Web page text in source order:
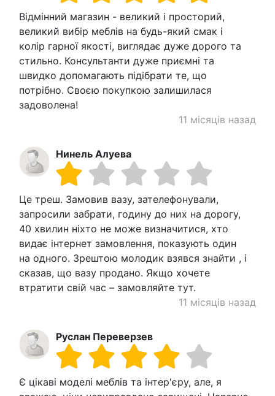
Відмінний магазин - великий і просторий,
великий вибір меблів на будь-який смак і
колір гарної якості, виглядає дуже дорого та
стильно. Консультанти дуже приємні та
швидко допомагають підібрати те, що
потрібно. Своєю покупкою залишилася
задоволена!
11 місяців назад
Нинель Алуева
Це треш. Замовив вазу, зателефонували,
запросили забрати, годину до них на дорогу,
40 хвилин ніхто не може визначитися, хто
видає інтернет замовлення, показують один
на одного. Зрештою молодик взявся знайти , і
сказав, що вазу продано. Якщо хочете
втратити свій час – замовляйте тут.
11 місяців назад
Руслан Переверзев
Є цікаві моделі меблів та інтер'єру, але, я